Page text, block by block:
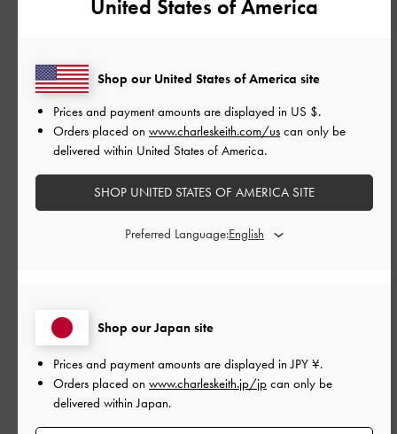
このレビューは役に立ちましたか？
ご利用者様
春から夏にかけてつかえる可愛
らしさもかねたデザインがとて
があるところが1番好きです。
春から夏にかけてつかえる可愛らしさもかねたデザインがとて
も気に入りました！
つま先丸みがあるところが1番好きです。
2026-05-14
United States of America
Shop our Japan site
Prices and payment amounts are displayed inJPY ¥.
Orders placed on www.charleskeith.jp/jp can only be
delivered within Japan.
Shop our United States of America site
Prices and payment amounts are displayed in US $.
Orders placed on www.charleskeith.com/us can only be
delivered within United States of America.
SHOP UNITED STATES OF AMERICA SITE
Preferred Language: